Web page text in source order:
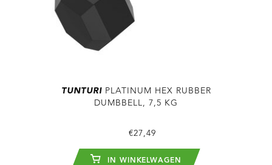
TUNTURIPLATINUM HEX RUBBER
DUMBBELL, 7,5 KG
€27,49
IN WINKELWAGEN